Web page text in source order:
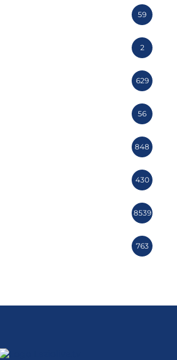
59
2
629
56
848
430
8539
763